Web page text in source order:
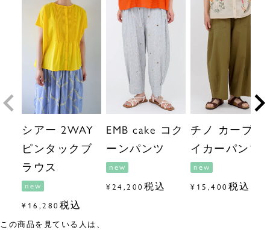
シアー 2WAY
ピンタックブ
ラウス
new
¥ 16,280 税込
EMB cake コク
ーンパンツ
new
¥24,200 税込
チノ カーブベ
イカーパンツ
new
¥ 15,400 税込
この商品を見ている人は、